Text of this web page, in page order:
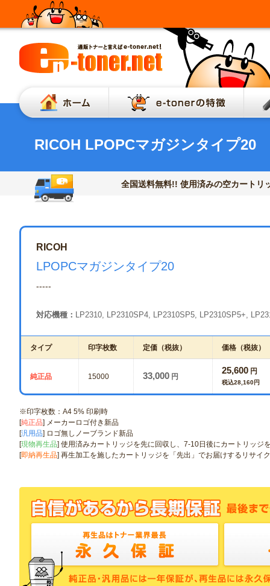
ホーム e-
RICOH LPOPCマガジンタイプ20
全国送料無料!! 使用済みの空カートリ
RICOH
LPOPCマガジンタイプ20
-----
対応機種： LP2310, LP2310SP4, LP2310SP5, LP2310SP5+,
タイプ 印字枚数 定価（税抜） 価格（税抜）
純正品 15000 33,000 円
25,600 円
税込28,160円
※印字枚数：A4 5% 印刷時
[純正品] メーカーロゴ付き新品
[汎用品] ロゴ無しノーブランド新品
[現物再生品] 使用済みカートリッジを先に回収し、7-10日後にカートリッジ
[即納再生品] 再生加工を施したカートリッジを「先出」でお届けするリサイ